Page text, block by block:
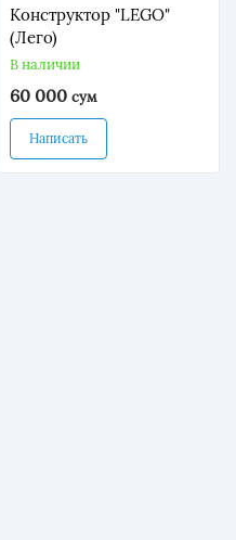
Конструктор "LEGO"
(Лего)
В наличии
60 000 сум
Написать